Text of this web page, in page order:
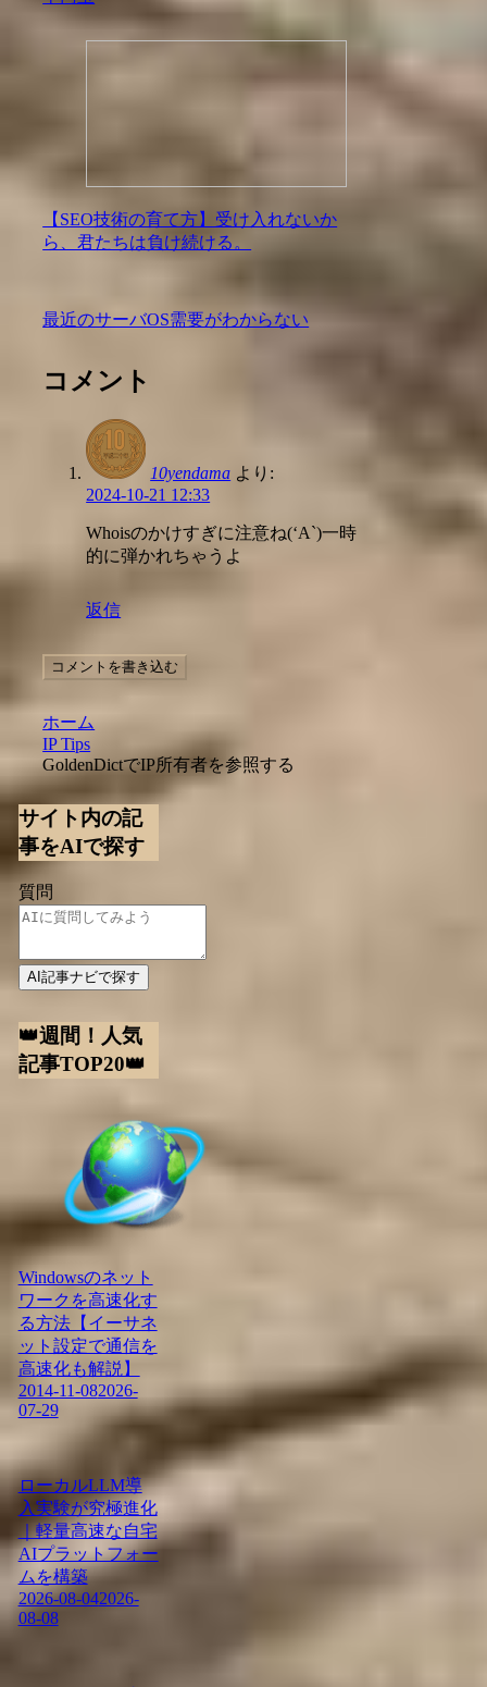
【SEO技術の育て方】受け入れないか
ら、君たちは負け続ける。
最近のサーバOS需要がわからない
コメント
10yendama より:
2024-10-21 12:33
Whoisのかけすぎに注意ね(‘A`)一時
的に弾かれちゃうよ
返信
コメントを書き込む
ホーム
IP Tips
GoldenDictでIP所有者を参照する
サイト内の記
事をAIで探す
質問
AI記事ナビで探す
👑週間！人気
記事TOP20👑
Windowsのネット
ワークを高速化す
る方法【イーサネ
ット設定で通信を
高速化も解説】
2014-11-082026-
07-29
ローカルLLM導
入実験が究極進化
｜軽量高速な自宅
AIプラットフォー
ムを構築
2026-08-042026-
08-08